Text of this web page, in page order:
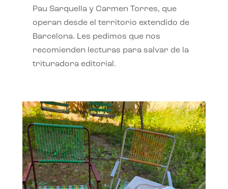
Pau Sarquella y Carmen Torres, que
operan desde el territorio extendido de
Barcelona. Les pedimos que nos
recomienden lecturas para salvar de la
trituradora editorial.